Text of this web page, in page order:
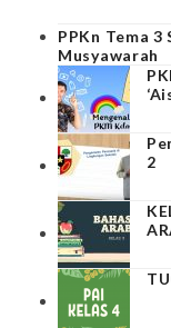
PPKn Tema
Musyawarah
2